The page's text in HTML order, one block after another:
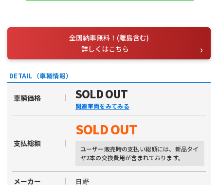
全国納車無料！(離島含む)
詳しくはこちら
DETAIL（車輛情報）
車輛価格 SOLD OUT
関連車両をみてみる
支払総額
SOLD OUT
ユーザー販売時の支払い総額には、新品タイ
ヤ2本の交換費用が含まれております。
メーカー 日野